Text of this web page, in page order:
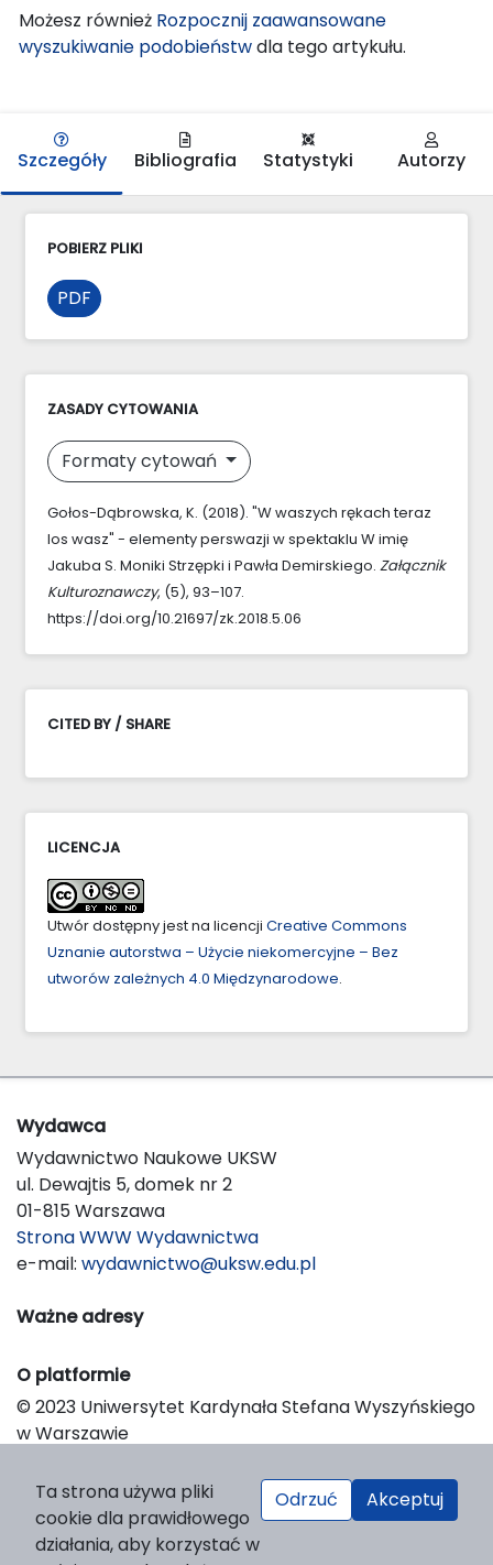
Możesz również Rozpocznij zaawansowane
wyszukiwanie podobieństwdla tego artykułu.
Szczegóły Bibliografia Statystyki Autorzy
POBIERZ PLIKI
PDF
ZASADY CYTOWANIA
Formaty cytowań
Gołos-Dąbrowska, K. (2018). "W waszych rękach teraz
los wasz" - elementy perswazji w spektaklu W imię
Jakuba S. Moniki Strzępki i Pawła Demirskiego. Załącznik
Kulturoznawczy, (5), 93–107.
https://doi.org/10.21697/zk.2018.5.06
CITED BY / SHARE
LICENCJA
Utwór dostępny jest na licencji Creative Commons
Uznanie autorstwa – Użycie niekomercyjne – Bez
utworów zależnych 4.0 Międzynarodowe.
Wydawca
Wydawnictwo Naukowe UKSW
ul. Dewajtis 5, domek nr 2
01-815 Warszawa
Strona WWW Wydawnictwa
e-mail: wydawnictwo@uksw.edu.pl
Ważne adresy
O platformie
© 2023 Uniwersytet Kardynała Stefana Wyszyńskiego
w Warszawie
Platform & Workflow by OJS/PKP
Ta strona używa pliki
cookie dla prawidłowego
działania, aby korzystać w
Odrzuć Akceptuj